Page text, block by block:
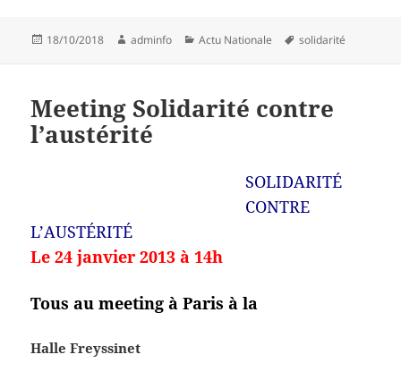
Publié
18/10/2018 Auteur
adminfo Catégories
Actu Nationale
Mots-
solidarité
Meeting Solidarité contre
l’austérité
SOLIDARITÉ
CONTRE
L’AUSTÉRITÉ
Le 24 janvier 2013 à 14h
Tous au meeting à Paris à la
Halle Freyssinet